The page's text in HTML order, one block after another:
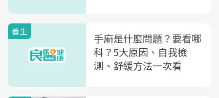
養生
手麻是什麼問題？要看哪
科？5大原因、自我檢
測、舒緩方法一次看